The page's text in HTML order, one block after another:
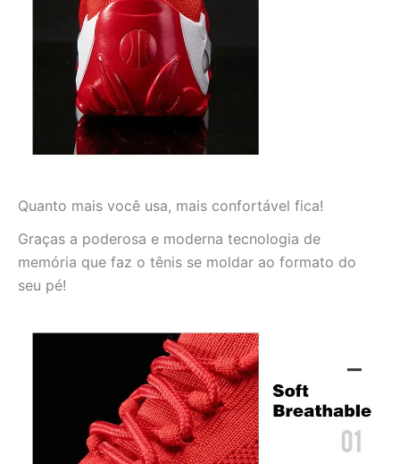
Quanto mais você usa, mais confortável fica!
Graças a poderosa e moderna tecnologia de
memória que faz o tênis se moldar ao formato do
seu pé!